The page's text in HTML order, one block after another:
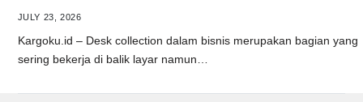
JULY 23, 2026
Kargoku.id – Desk collection dalam bisnis merupakan bagian yang
sering bekerja di balik layar namun…